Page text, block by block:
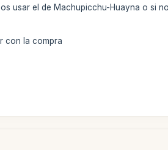
usar el de Machupicchu-Huayna o si
con la compra